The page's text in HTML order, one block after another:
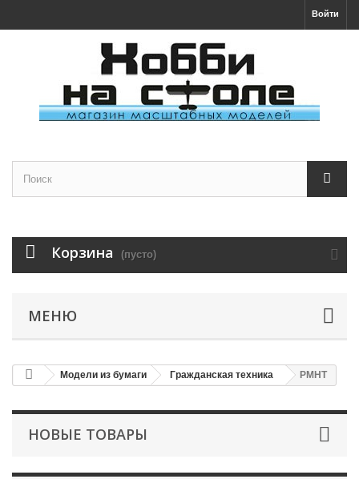
Войти
Корзина (пусто)
МЕНЮ
Модели из бумаги Гражданская техника PMHT
НОВЫЕ ТОВАРЫ